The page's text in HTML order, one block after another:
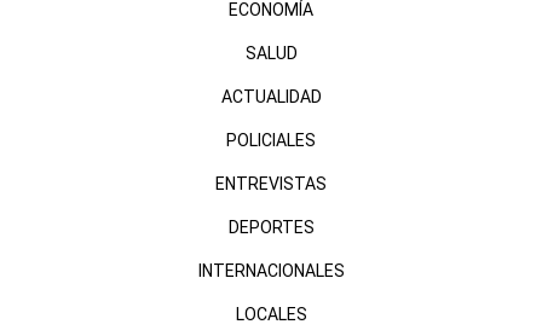
ECONOMÍA
SALUD
ACTUALIDAD
POLICIALES
ENTREVISTAS
DEPORTES
INTERNACIONALES
LOCALES